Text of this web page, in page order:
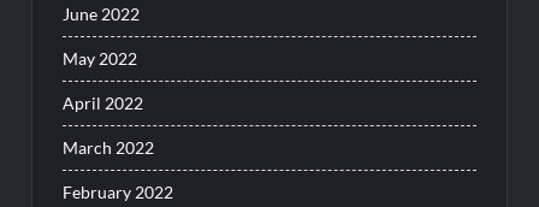
June 2022
May 2022
April 2022
March 2022
February 2022